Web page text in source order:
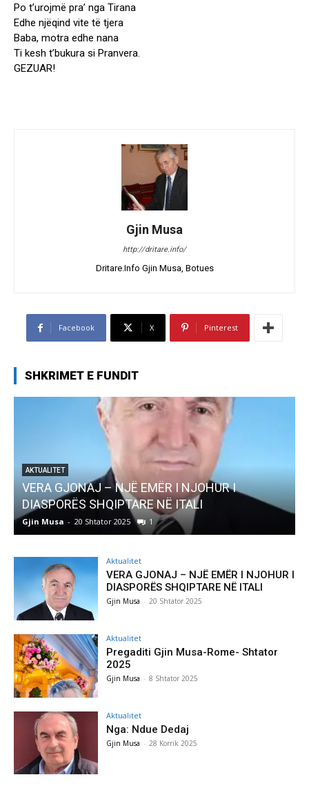
Po t’urojmë pra’ nga Tirana
Edhe njëqind vite të tjera
Baba, motra edhe nana
Ti kesh t’bukura si Pranvera.
GEZUAR!
Gjin Musa
http://dritare.info/
Dritare.Info Gjin Musa, Botues
Facebook X Pinterest
SHKRIMET E FUNDIT
AKTUALITET
VERA GJONAJ – NJË EMËR I NJOHUR I
DIASPORËS SHQIPTARE NË ITALI
Gjin Musa - 20 Shtator 2025 1
Aktualitet
VERA GJONAJ – NJË EMËR I NJOHUR I
DIASPORËS SHQIPTARE NË ITALI
Gjin Musa - 20 Shtator 2025
Aktualitet
Pregaditi Gjin Musa-Rome- Shtator
2025
Gjin Musa - 8 Shtator 2025
Aktualitet
Nga: Ndue Dedaj
Gjin Musa - 28 Korrik 2025